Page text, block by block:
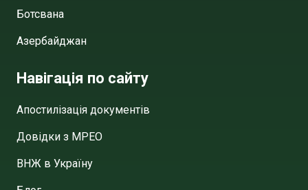
Ботсвана
Азербайджан
Навігація по сайту
Апостилізація документів
Довідки з МРЕО
ВНЖ в Україну